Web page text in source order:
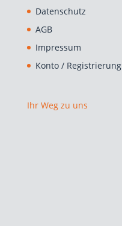
Datenschutz
AGB
Impressum
Konto / Registrierung
Ihr Weg zu uns